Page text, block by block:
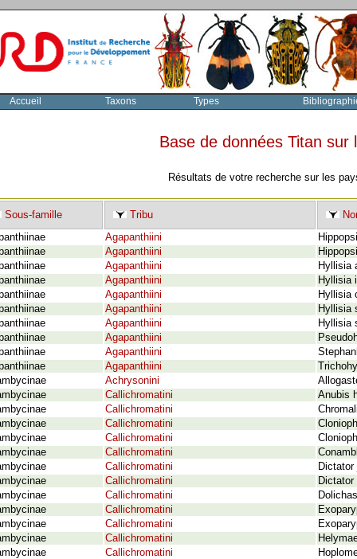
Accueil Taxons Types
Base de données Titan
Résultats de votre recherche sur les
Sous-famille Tribu
Agapanthiini
Agapanthiini
Agapanthiini
Hyllisia
Agapanthiini
Hyllisia
Agapanthiini
Hyllisia
Agapanthiini
Hyllisia
Agapanthiini
Hyllisia
Agapanthiini
Agapanthiini
Agapanthiini
Achrysonini
Callichromatini
Anubis
Callichromatini
Callichromatini
Callichromatini
Callichromatini
Callichromatini
Callichromatini
Callichromatini
Callichromatini
Callichromatini
Callichromatini
Callichromatini